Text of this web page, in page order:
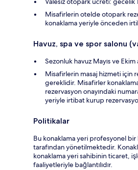
Misafirlerin otelde otopark
konaklama yeriyle önceden
Havuz, spa ve spor salonu
Sezonluk havuz Mayıs ve Ekim
Misafirlerin masaj hizmeti için
gereklidir. Misafirler
rezervasyon onayındaki
yeriyle irtibat kurup
Politikalar
Bu konaklama yeri profesyonel
tarafından yönetilmektedir.
konaklama yeri sahibinin ticaret,
faaliyetleriyle bağlantılıdır.